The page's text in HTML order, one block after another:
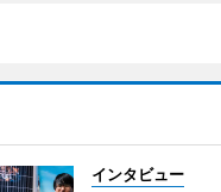
インタビュー